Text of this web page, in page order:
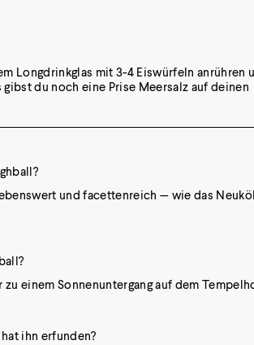
Longdrinkglas mit 3-4 Eiswürfeln anrühren
gibst du noch eine Prise Meersalz auf deinen
und facettenreich — wie das
einem Sonnenuntergang auf dem
ihn erfunden?